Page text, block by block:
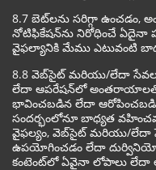
8.7 బెట్‌లను సరిగ్గా ఉంచడం,
నోటిఫికేషన్‌ను నిరోధించే ఏదైనా
వైఫల్యానికి మేము ఎటువంటి
8.8 వెబ్‌సైట్ మరియు/లేదా
లేదా ఆపరేషన్‌లో అంతరాయాలతో
భావించబడిన లేదా
సందర్భంలోనూ బాధ్యత
వైఫల్యం, వెబ్‌సైట్ మరియు/లేదా
ఉపయోగించడం లేదా
కంటెంట్‌లో ఏవైనా లోపాలు లేదా